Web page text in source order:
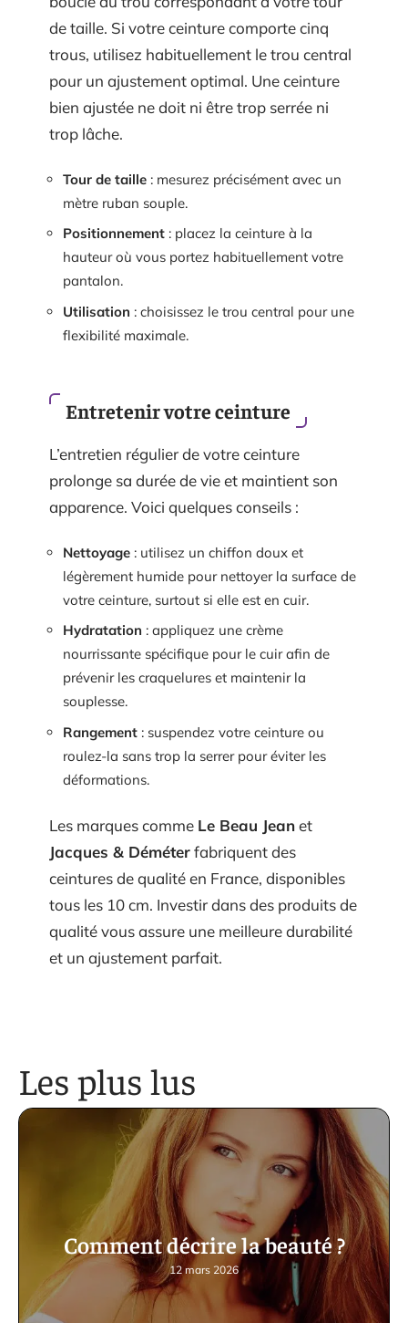
de taille. Si votre ceinture comporte cinq
trous, utilisez habituellement le trou central
pour un ajustement optimal. Une ceinture
bien ajustée ne doit ni être trop serrée ni
trop lâche.
Tour de taille : mesurez précisément avec un
mètre ruban souple.
Positionnement : placez la ceinture à la
hauteur où vous portez habituellement votre
pantalon.
Utilisation : choisissez le trou central pour une
flexibilité maximale.
Entretenir votre ceinture
L’entretien régulier de votre ceinture
prolonge sa durée de vie et maintient son
apparence. Voici quelques conseils :
Nettoyage : utilisez un chiffon doux et
légèrement humide pour nettoyer la surface de
votre ceinture, surtout si elle est en cuir.
Hydratation : appliquez une crème
nourrissante spécifique pour le cuir afin de
prévenir les craquelures et maintenir la
souplesse.
Rangement : suspendez votre ceinture ou
roulez-la sans trop la serrer pour éviter les
déformations.
Les marques comme Le Beau Jeanet
Jacques & Déméterfabriquent des
ceintures de qualité en France, disponibles
tous les 10 cm. Investir dans des produits de
qualité vous assure une meilleure durabilité
et un ajustement parfait.
Les plus lus
Comment décrire la beauté ?
12 mars 2026